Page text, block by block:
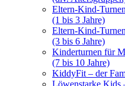
Eltern-Kind-Turnen
(1 bis 3 Jahre)
Eltern-Kind-Turnen
(3 bis 6 Jahre)
Kinderturnen für
(7 bis 10 Jahre)
KiddyFit – der
Löwenstarke Kids